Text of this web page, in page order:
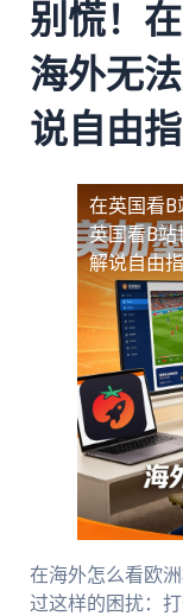
别慌！
海外无
说自由
在英国看B
英国看B站
解说自由
在海外怎么看欧
过这样的困扰：